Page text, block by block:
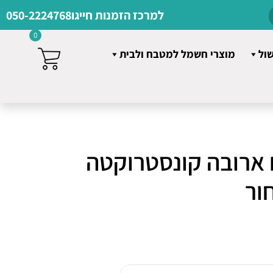
למרכז הזמנות חייגו050-2224768
מוצרי חשמל למטבח ולבית
קונסטרוקטה
0